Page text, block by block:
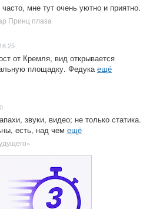
мне тут очень уютно и приятно.
Принц плаза
от Кремля, вид открывается
площадку. Федука ещё
звуки, видео; не только статика.
есть, над чем ещё